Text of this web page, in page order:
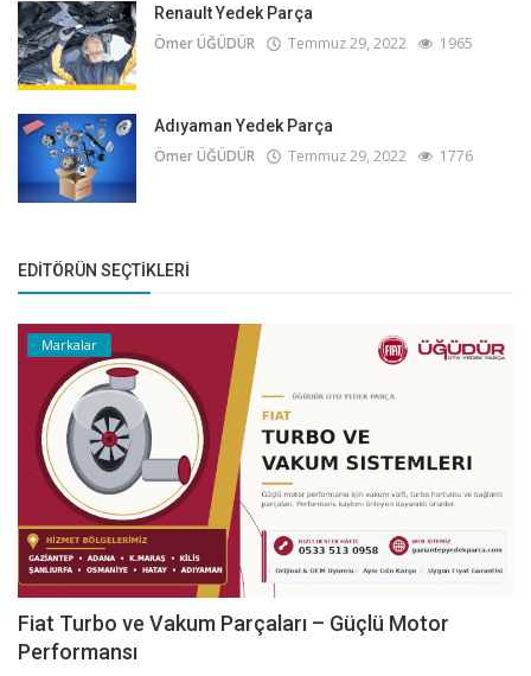
Renault Yedek Parça
Ömer ÜĞÜDÜR Temmuz 29, 2022 1965
Adıyaman Yedek Parça
Ömer ÜĞÜDÜR Temmuz 29, 2022 1776
EDITÖRÜN SEÇTIKLERI
Markalar
Fiat Turbo ve Vakum Parçaları – Güçlü Motor
Performansı